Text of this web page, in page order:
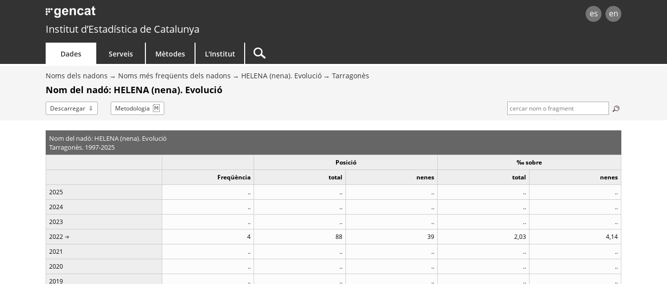
es en
Institut d’Estadística de Catalunya
Dades Serveis Mètodes L'Institut
Noms dels nadons Noms més freqüents dels nadons HELENA (nena). Evolució Tarragonès
Nom del nadó: HELENA (nena). Evolució
Descarregar Metodologia
Nom del nadó: HELENA (nena). Evolució
Tarragonès. 1997-2025
Posició
‰ sobre
Freqüència
total nenes total
nenes
2025
.. .. .. ..
..
2024
.. .. .. ..
..
2023
.. .. .. ..
..
2022
4 88 39 2,03
4,14
2021
.. .. .. ..
..
2020
.. .. .. ..
..
2019
.. .. .. ..
..